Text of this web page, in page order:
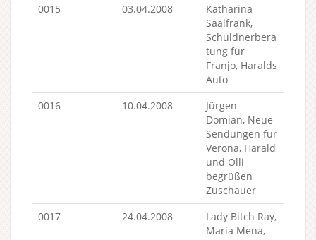
0015
03.04.2008
Katharina
Saalfrank,
Schuldnerbera
tung für
Franjo, Haralds
Auto
0016
10.04.2008
Jürgen
Domian, Neue
Sendungen für
Verona, Harald
und Olli
begrüßen
Zuschauer
0017
24.04.2008
Lady Bitch Ray,
Maria Mena,